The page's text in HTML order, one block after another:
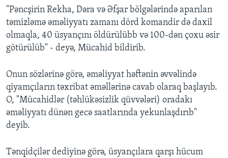
"Pəncşirin Rekha, Dəra və Əfşar bölgələrində aparılan
təmizləmə əməliyyatı zamanı dörd komandir də daxil
olmaqla, 40 üsyançını öldürülübb və 100-dən çoxu əsir
götürülüb" - deyə, Mücahid bildirib.
Onun sözlərinə görə, əməliyyat həftənin əvvəlində
qiyamçıların təxribat əməllərinə cavab olaraq başlayıb.
O, "Mücahidlər (təhlükəsizlik qüvvələri) oradakı
əməliyyatı dünən gecə saatlarında yekunlaşdırıb"
deyib.
Tənqidçilər dediyinə görə, üsyançılara qarşı hücum